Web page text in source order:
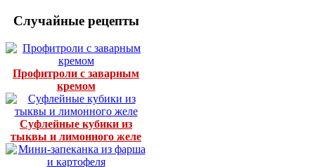
Случайные рецепты
Профитроли с заварным
кремом
Суфлейные кубики из
тыквы и лимонного желе